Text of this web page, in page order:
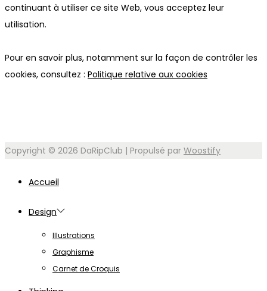
continuant à utiliser ce site Web, vous acceptez leur
utilisation.
Pour en savoir plus, notamment sur la façon de contrôler les
cookies, consultez : Politique relative aux cookies
Copyright © 2026 DaRipClub | Propulsé par Woostify
Accueil
Design
Illustrations
Graphisme
Carnet de Croquis